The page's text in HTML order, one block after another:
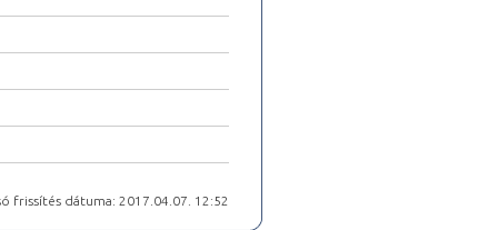
frissítés dátuma: 2017.04.07. 12:52